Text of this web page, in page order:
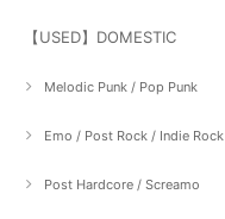
【USED】DOMESTIC
Melodic Punk / Pop Punk
Emo / Post Rock / Indie Rock
Post Hardcore / Screamo